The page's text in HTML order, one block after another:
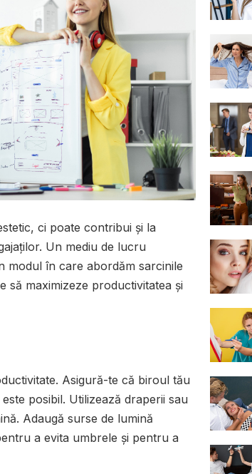
ci poate contribui și la
Un mediu de lucru
modul în care abordăm sarcinile
să maximizeze productivitatea și
Asigură-te că biroul tău
posibil. Utilizează draperii sau
Adaugă surse de lumină
a evita umbrele și pentru a